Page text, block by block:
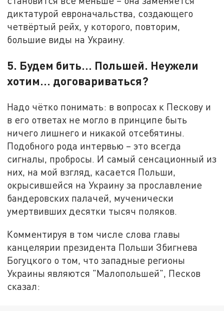
диктатурой евроначальства, создающего
четвёртый рейх, у которого, повторим,
большие виды на Украину.
5. Будем бить… Польшей. Неужели
хотим… договариваться?
Надо чётко понимать: в вопросах к Пескову и
в его ответах не могло в принципе быть
ничего лишнего и никакой отсебятины.
Подобного рода интервью – это всегда
сигналы, пробросы. И самый сенсационный из
них, на мой взгляд, касается Польши,
окрысившейся на Украину за прославление
бандеровских палачей, мученически
умертвивших десятки тысяч поляков.
Комментируя в том числе слова главы
канцелярии президента Польши Збигнева
Богуцкого о том, что западные регионы
Украины являются "Малопольшей", Песков
сказал: